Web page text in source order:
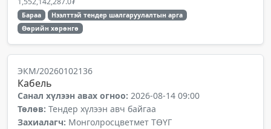
Бараа
Нээлттэй тендер шалгаруулалтын арга
Өөрийн хөрөнгө
ЭКМ/20260102136
Кабель
Санал хүлээн авах огноо: 2026-08-14 09:00
Төлөв: Тендер хүлээн авч байгаа
Захиалагч: Монголросцветмет ТӨҮГ